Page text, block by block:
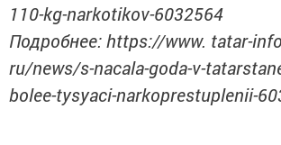
110-kg-narkotikov-6032564
Подробнее: https://www. tatar-
ru/news/s-nacala-goda-v-
bolee-tysyaci-narkoprestuplenii-